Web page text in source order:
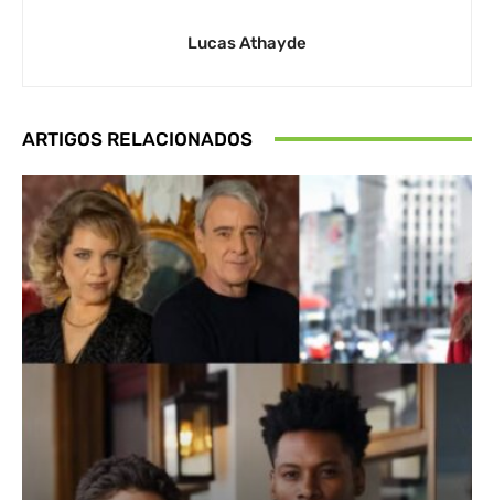
Lucas Athayde
ARTIGOS RELACIONADOS